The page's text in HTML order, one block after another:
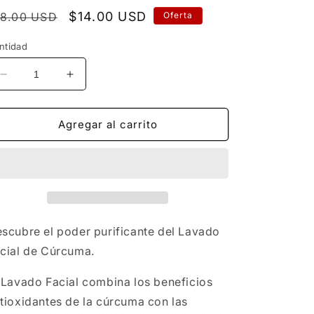
USD
Precio
oferta
$14.00 USD Oferta
Reducir
cantidad
para
Facial
Aumentar
cantidad
para
Jabón
Facial
Agregar al carrito
el poder purificante del Lavado
de Cúrcuma.
Facial combina los beneficios
de la cúrcuma con las